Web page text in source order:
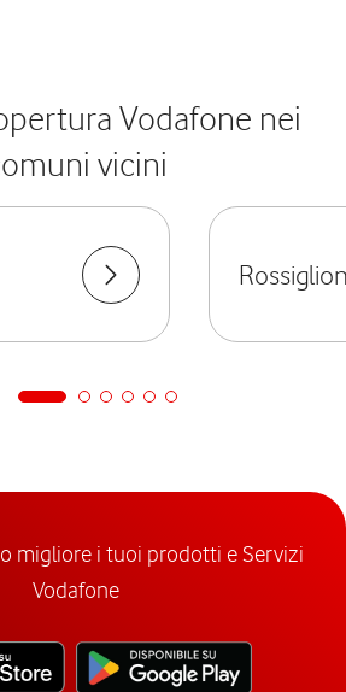
Vodafone nei
vicini
migliore i tuoi prodotti e Servizi
Vodafone